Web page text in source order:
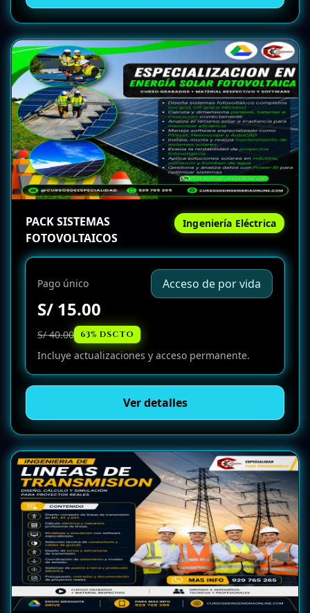
PACK SISTEMAS
FOTOVOLTAICOS
Ingeniería Eléctrica
Pago único Acceso de por vida
S/ 15.00
S/ 40.00 63% DSCTO
Incluye actualizaciones y acceso permanente.
Ver detalles